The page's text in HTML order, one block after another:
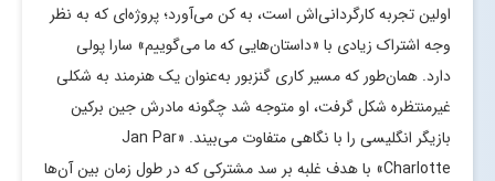
اولین تجربه کارگردانی‌اش است، به کن می‌آورد؛ پروژه‌ای که به نظر
وجه اشتراک زیادی با «داستان‌هایی که ما می‌گوییم» سارا پولی
دارد. همان‌طور که مسیر کاری گنزبور به‌عنوان یک هنرمند به شکلی
غیرمنتظره‌ شکل گرفت، او متوجه شد چگونه مادرش جین برکین
بازیگر انگلیسی را با نگاهی متفاوت می‌بیند. «Jan Par
Charlotte» با هدف غلبه بر سد مشترکی که در طول زمان بین آن‌ها